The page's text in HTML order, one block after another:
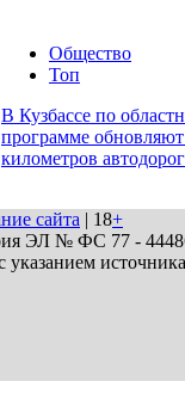
Общество
Топ
В Кузбассе по
программе
километров автодорог
сайта | 18+
ЭЛ № ФС 77 - 44486
указанием